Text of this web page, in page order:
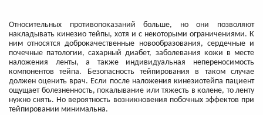
Относительных противопоказаний больше, но они позволяют
накладывать кинезио тейпы, хотя и с некоторыми ограничениями. К
ним относятся доброкачественные новообразования, сердечные и
почечные патологии, сахарный диабет, заболевания кожи в месте
наложения ленты, а также индивидуальная непереносимость
компонентов тейпа. Безопасность тейпирования в таком случае
должен оценить врач. Если после наложения кинезиотейпа пациент
ощущает болезненность, покалывание или тяжесть в колене, то ленту
нужно снять. Но вероятность возникновения побочных эффектов при
тейпировании минимальна.